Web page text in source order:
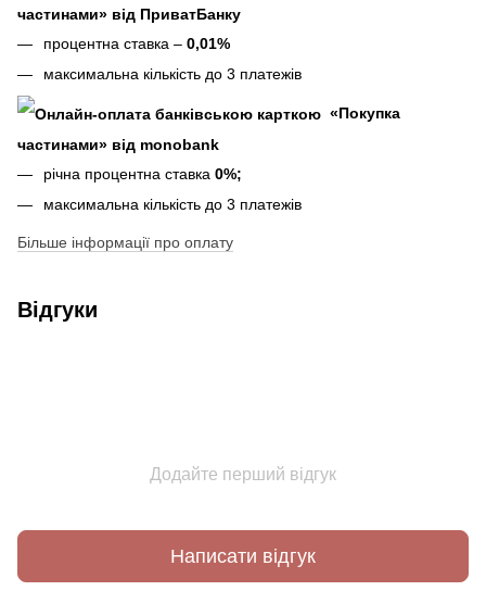
частинами» від ПриватБанку
процентна ставка – 0,01%
максимальна кількість до 3 платежів
«Покупка
частинами» від monobank
річна процентна ставка 0%;
максимальна кількість до 3 платежів
Більше інформації про оплату
Відгуки
Додайте перший відгук
Написати відгук